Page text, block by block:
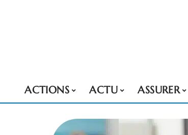
ACTIONS ACTU ASSURER